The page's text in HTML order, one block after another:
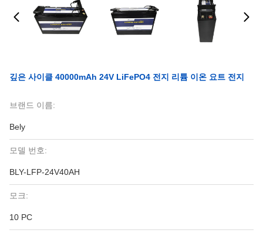
깊은 사이클 40000mAh 24V LiFePO4 전지 리튬 이온 요트 전지
브랜드 이름:
Bely
모델 번호:
BLY-LFP-24V40AH
모크:
10 PC